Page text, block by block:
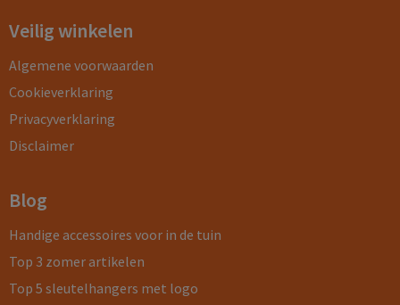
Veilig winkelen
Algemene voorwaarden
Cookieverklaring
Privacyverklaring
Disclaimer
Blog
Handige accessoires voor in de tuin
Top 3 zomer artikelen
Top 5 sleutelhangers met logo